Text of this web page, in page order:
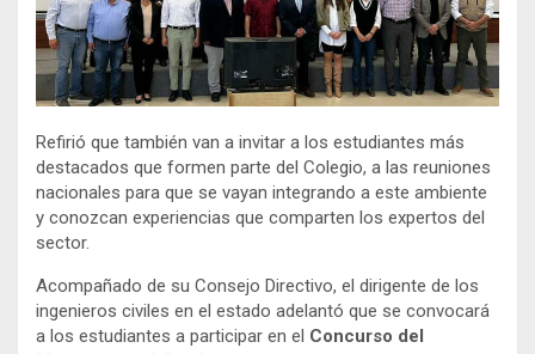
Refirió que también van a invitar a los estudiantes más
destacados que formen parte del Colegio, a las reuniones
nacionales para que se vayan integrando a este ambiente
y conozcan experiencias que comparten los expertos del
sector.
Acompañado de su Consejo Directivo, el dirigente de los
ingenieros civiles en el estado adelantó que se convocará
a los estudiantes a participar en el Concurso del